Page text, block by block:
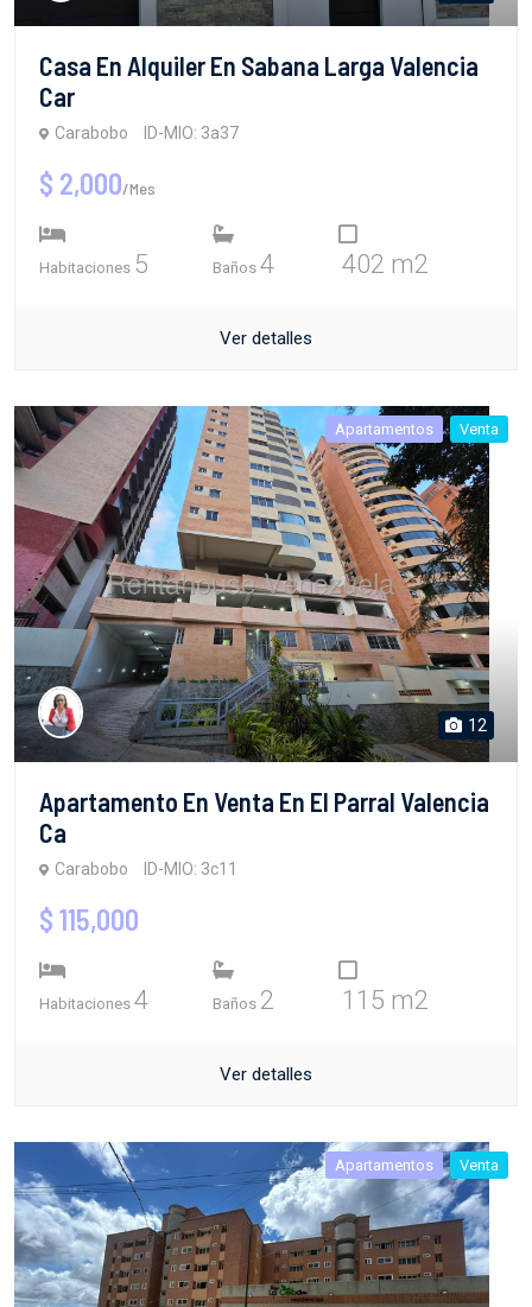
Casa En Alquiler En Sabana Larga Valencia
Car
Carabobo ID-MIO: 3a37
$ 2,000/Mes
Habitaciones 5 Baños 4 402 m2
Ver detalles
Apartamentos Venta
12
Apartamento En Venta En El Parral Valencia
Ca
Carabobo ID-MIO: 3c11
$ 115,000
Habitaciones 4 Baños 2 115 m2
Ver detalles
Apartamentos Venta